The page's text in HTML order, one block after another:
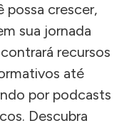
possa crescer,
sua jornada
recursos
até
por podcasts
Descubra